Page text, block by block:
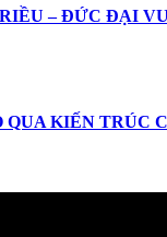
– ĐỨC ĐẠI
KIẾN TRÚC